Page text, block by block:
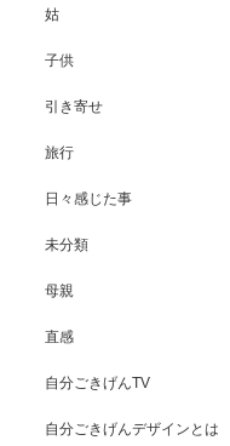
姑
子供
引き寄せ
旅行
日々感じた事
未分類
母親
直感
自分ごきげんTV
自分ごきげんデザインとは